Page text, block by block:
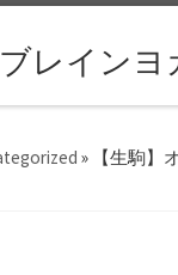
レイン
» 【生駒】